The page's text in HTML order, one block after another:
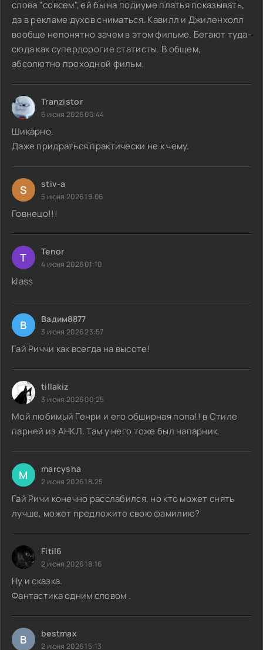
слова "совсем", ей бы на подиуме платья показывать,
да в рекламе духов сниматься. Кавилл и Джиленхолл
вообще непонятно зачем в этом фильме. Бегают туда-
сюда как супердорогие статисты. В общем,
абсолютно проходной фильм.
Tranzistor
6 июня 2026 00:44
Шикарно.
Даже придраться практически не к чему.
S stiv-a
5 июня 2026 19:06
Говнецо!!!
T Tenor
4 июня 2026 01:10
klass
В Вадим8877
3 июня 2026 23:57
Гай Риччи как всегда на высоте!
tillakiz
3 июня 2026 00:25
Мой любимый Генри и его обширная попа!! в Стиле
парней из АНКЛ. Там у него тоже был напарник.
M marcysha
2 июня 2026 18:25
Гай Ричи конечно расслабился, но кто может снять
лучше, может предложите свою фамилию?
Fitil6
2 июня 2026 18:16
Ну и сказка.
Фантастика одним словом .
B bestmax
2 июня 2026 15:13